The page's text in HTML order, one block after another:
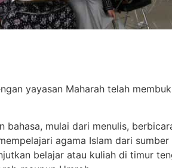
yayasan Maharah telah
mulai dari menulis,
agama Islam dari
belajar atau kuliah di timur